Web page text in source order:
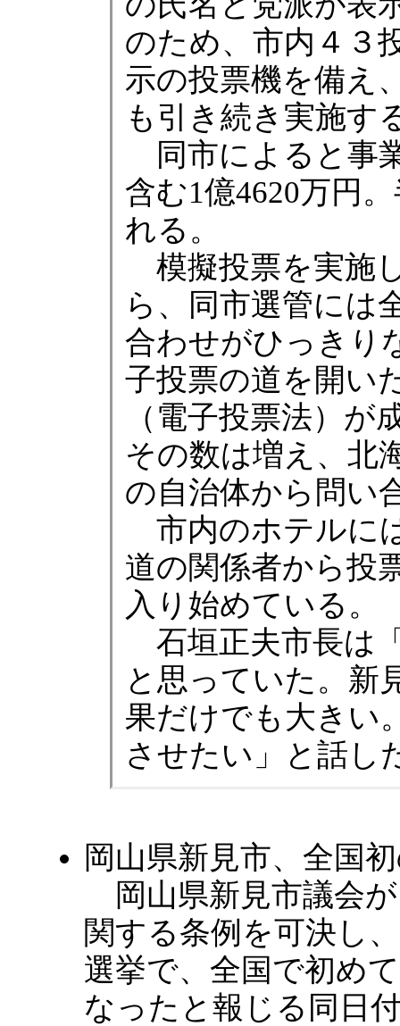
のため、市内４３
示の投票機を備え
も引き続き実施す
同市によると事
含む1億4620万円
れる。
模擬投票を実施
ら、同市選管には
合わせがひっきり
子投票の道を開い
（電子投票法）が
その数は増え、北
の自治体から問い
市内のホテルに
道の関係者から投
入り始めている。
石垣正夫市長は
と思っていた。新
果だけでも大きい
させたい」と話し
岡山県新見市、全国
岡山県新見市議会が
関する条例を可決し
選挙で、全国で初め
なったと報じる同日